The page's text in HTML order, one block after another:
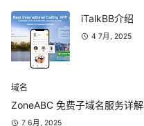
iTalkBB介绍
4 7月, 2025
域名
ZoneABC 免费子域名服务详解
7 6月, 2025